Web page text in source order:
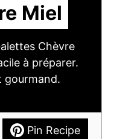
Miel
Chèvre
à préparer.
gourmand.
Pin Recipe